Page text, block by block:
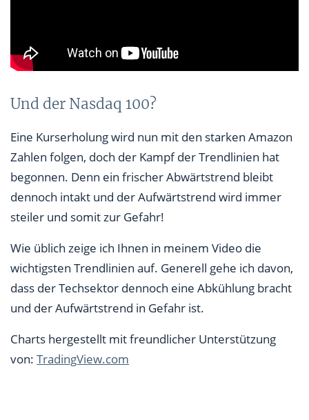
Und der Nasdaq 100?
Eine Kurserholung wird nun mit den starken Amazon
Zahlen folgen, doch der Kampf der Trendlinien hat
begonnen. Denn ein frischer Abwärtstrend bleibt
dennoch intakt und der Aufwärtstrend wird immer
steiler und somit zur Gefahr!
Wie üblich zeige ich Ihnen in meinem Video die
wichtigsten Trendlinien auf. Generell gehe ich davon,
dass der Techsektor dennoch eine Abkühlung bracht
und der Aufwärtstrend in Gefahr ist.
Charts hergestellt mit freundlicher Unterstützung
von: TradingView.com